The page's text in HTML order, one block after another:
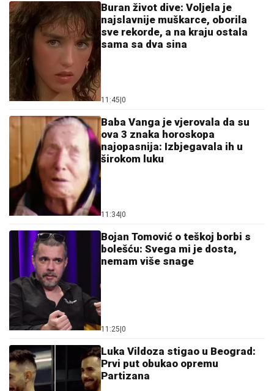
Buran život dive: Voljela je
najslavnije muškarce, oborila
sve rekorde, a na kraju ostala
sama sa dva sina
11:45|0
Baba Vanga je vjerovala da su
ova 3 znaka horoskopa
najopasnija: Izbjegavala ih u
širokom luku
11:34|0
Bojan Tomović o teškoj borbi s
bolešću: Svega mi je dosta,
nemam više snage
11:25|0
Luka Vildoza stigao u Beograd:
Prvi put obukao opremu
Partizana